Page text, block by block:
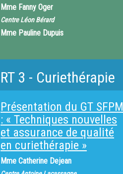
Mme Fanny Oger
Centre Léon Bérard
Mme Pauline Dupuis
RT 3 - Curiethérapie
Présentation du GT SFPM
: « Techniques nouvelles
et assurance de qualité
en curiethérapie »
Mme Catherine Dejean